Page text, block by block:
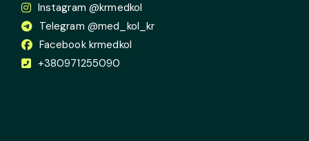
Instagram @krmedkol
Telegram @med_kol_kr
Facebook krmedkol
+380971255090